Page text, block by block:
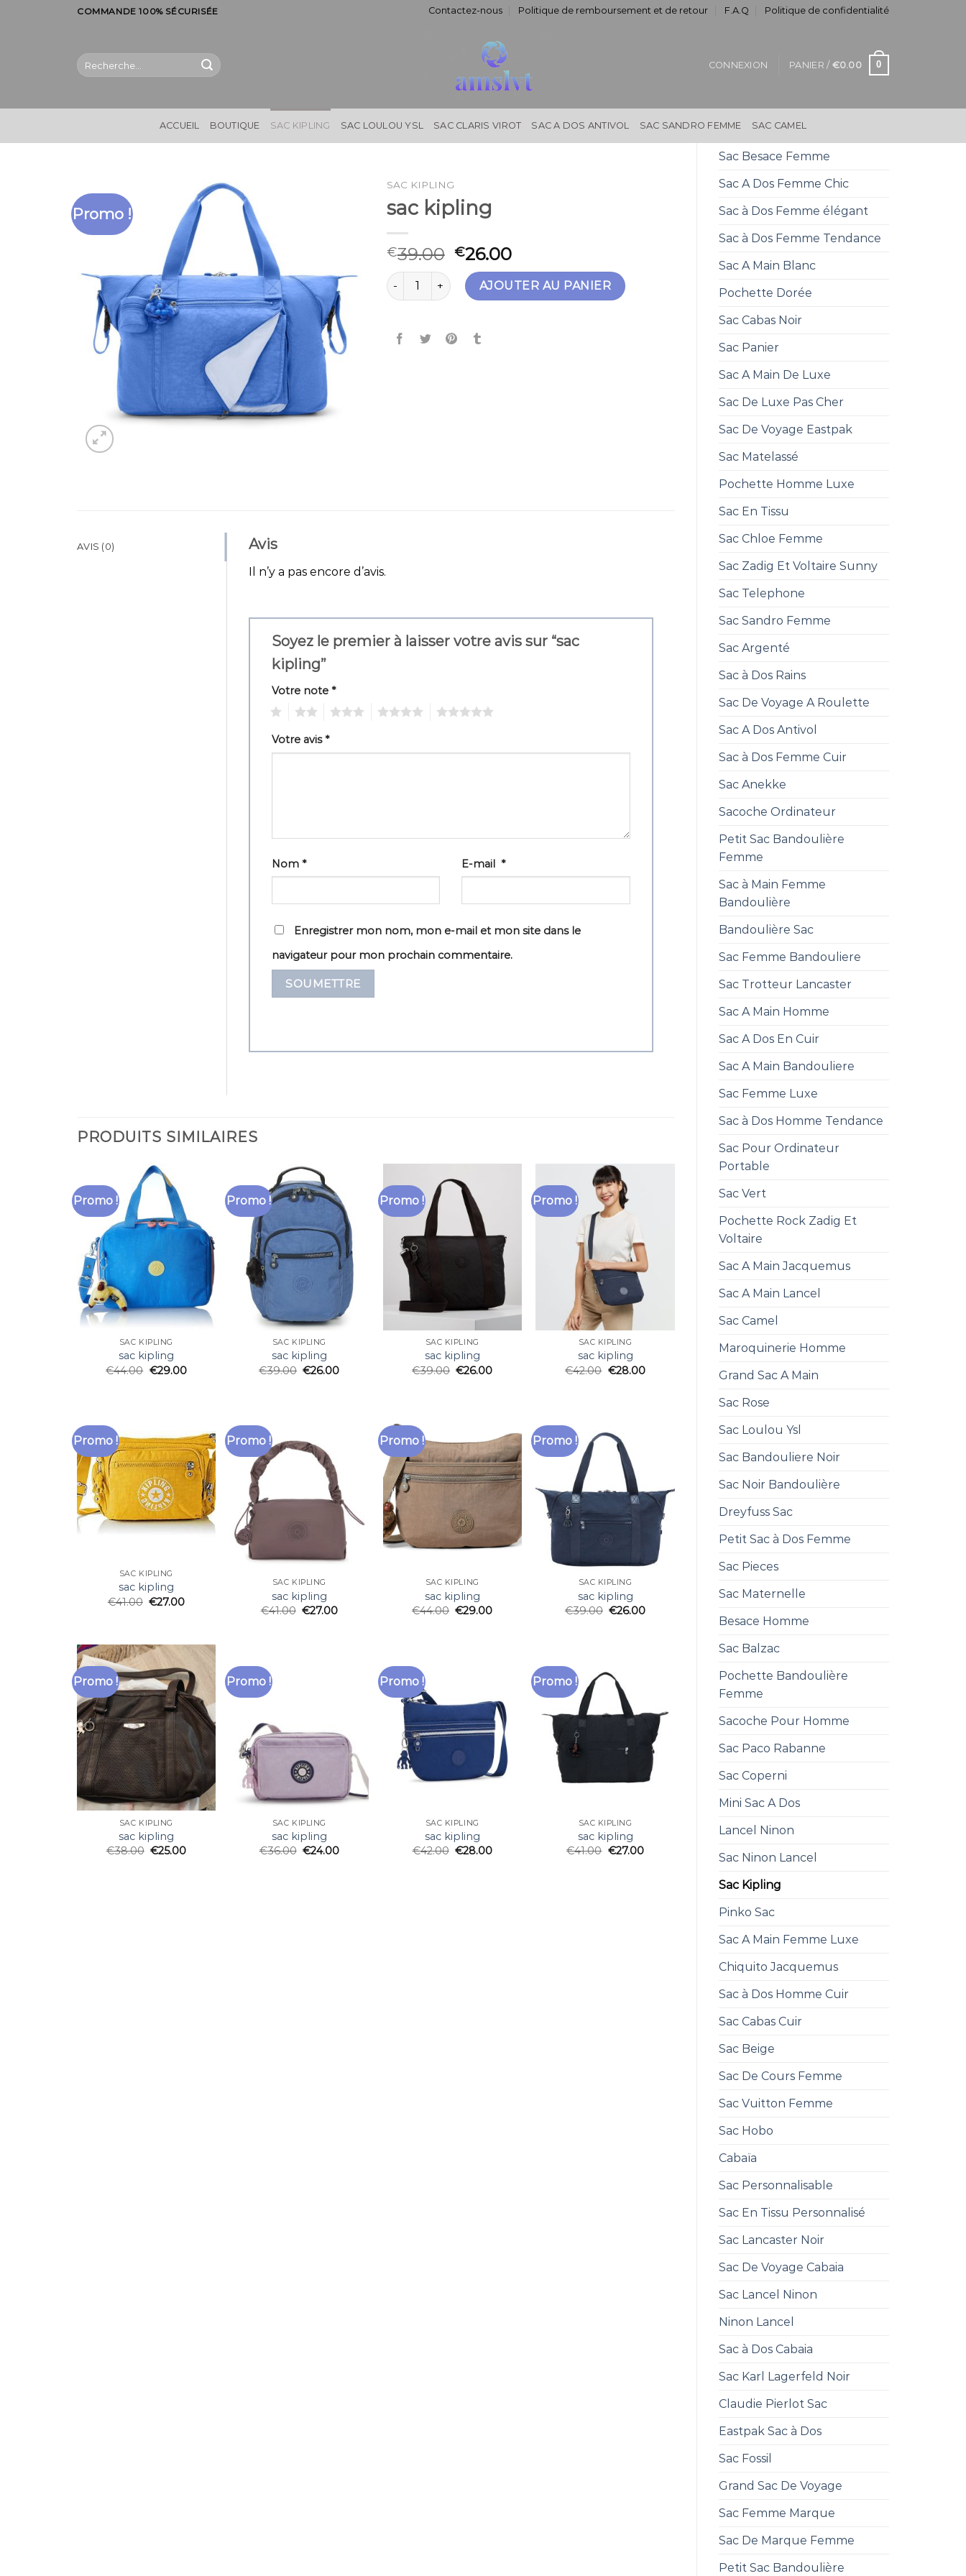
COMMANDE 100% SÉCURISÉE Contactez-nous Politique de remboursement et de retour F.A.Q Politique de confidentialité
Recherche
pour :
CONNEXION PANIER / €0.00 0
ACCUEIL BOUTIQUE SAC KIPLING SAC LOULOU YSL SAC CLARIS VIROT SAC A DOS ANTIVOL SAC SANDRO FEMME SAC CAMEL
Sac Besace Femme
Sac A Dos Femme Chic
Sac à Dos Femme élégant
Sac à Dos Femme Tendance
Sac A Main Blanc
Pochette Dorée
Sac Cabas Noir
Sac Panier
Sac A Main De Luxe
Sac De Luxe Pas Cher
Sac De Voyage Eastpak
Sac Matelassé
Pochette Homme Luxe
Sac En Tissu
Sac Chloe Femme
Sac Zadig Et Voltaire Sunny
Sac Telephone
Sac Sandro Femme
Sac Argenté
Sac à Dos Rains
Sac De Voyage A Roulette
Sac A Dos Antivol
Sac à Dos Femme Cuir
Sac Anekke
Sacoche Ordinateur
Petit Sac Bandoulière
Femme
Sac à Main Femme
Bandoulière
Bandoulière Sac
Sac Femme Bandouliere
Sac Trotteur Lancaster
Sac A Main Homme
Sac A Dos En Cuir
Sac A Main Bandouliere
Sac Femme Luxe
Sac à Dos Homme Tendance
Sac Pour Ordinateur
Portable
Sac Vert
Pochette Rock Zadig Et
Voltaire
Sac A Main Jacquemus
Sac A Main Lancel
Sac Camel
Maroquinerie Homme
Grand Sac A Main
Sac Rose
Sac Loulou Ysl
Sac Bandouliere Noir
Sac Noir Bandoulière
Dreyfuss Sac
Petit Sac à Dos Femme
Sac Pieces
Sac Maternelle
Besace Homme
Sac Balzac
Pochette Bandoulière
Femme
Sacoche Pour Homme
Sac Paco Rabanne
Sac Coperni
Mini Sac A Dos
Lancel Ninon
Sac Ninon Lancel
Sac Kipling
Pinko Sac
Sac A Main Femme Luxe
Chiquito Jacquemus
Sac à Dos Homme Cuir
Sac Cabas Cuir
Sac Beige
Sac De Cours Femme
Sac Vuitton Femme
Sac Hobo
Cabaïa
Sac Personnalisable
Sac En Tissu Personnalisé
Sac Lancaster Noir
Sac De Voyage Cabaia
Sac Lancel Ninon
Ninon Lancel
Sac à Dos Cabaia
Sac Karl Lagerfeld Noir
Claudie Pierlot Sac
Eastpak Sac à Dos
Sac Fossil
Grand Sac De Voyage
Sac Femme Marque
Sac De Marque Femme
Petit Sac Bandoulière
Promo !
SAC KIPLING
sac kipling
€39.00 €26.00
quantité de sac kiplingAJOUTER AU PANIER
AVIS (0) Avis
Il n’y a pas encore d’avis.
Soyez le premier à laisser votre avis sur “sac
kipling”
Votre note *
Votre avis*
Nom * E-mail*
Enregistrer mon nom, mon e-mail et mon site dans le
navigateur pour mon prochain commentaire.
PRODUITS SIMILAIRES
Promo !
SAC KIPLING
sac kipling
€44.00 €29.00
Promo !
SAC KIPLING
sac kipling
€39.00 €26.00
Promo !
SAC KIPLING
sac kipling
€39.00 €26.00
Promo !
SAC KIPLING
sac kipling
€42.00 €28.00
Promo !
SAC KIPLING
sac kipling
€41.00 €27.00
Promo !
SAC KIPLING
sac kipling
€41.00 €27.00
Promo !
SAC KIPLING
sac kipling
€44.00 €29.00
Promo !
SAC KIPLING
sac kipling
€39.00 €26.00
Promo !
SAC KIPLING
sac kipling
€38.00 €25.00
Promo !
SAC KIPLING
sac kipling
€36.00 €24.00
Promo !
SAC KIPLING
sac kipling
€42.00 €28.00
Promo !
SAC KIPLING
sac kipling
€41.00 €27.00